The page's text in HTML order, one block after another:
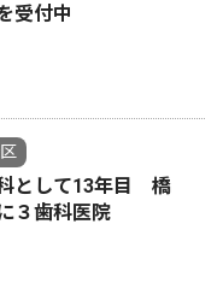
受付中
として13年目 橋
３歯科医院